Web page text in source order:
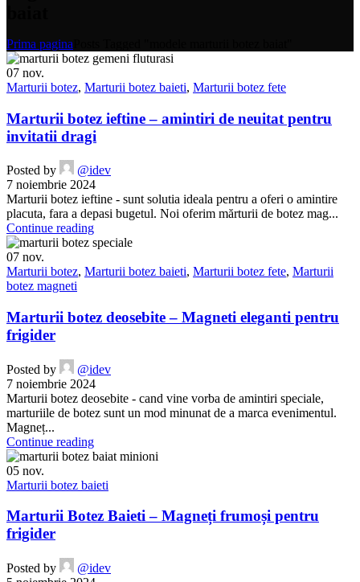
Prima pagina
07 nov.
Marturii botez, Marturii botez baieti, Marturii botez fete
Marturii botez ieftine – amintiri de neuitat pentru
invitatii dragi
Posted by
@idev
7 noiembrie 2024
Marturii botez ieftine - sunt solutia ideala pentru a oferi o amintire
placuta, fara a depasi bugetul. Noi oferim mărturii de botez mag...
Continue reading
07 nov.
Marturii botez, Marturii botez baieti, Marturii botez fete, Marturii
botez magneti
Marturii botez deosebite – Magneti eleganti pentru
frigider
Posted by
@idev
7 noiembrie 2024
Marturii botez deosebite - cand vine vorba de amintiri speciale,
marturiile de botez sunt un mod minunat de a marca evenimentul.
Magneț...
Continue reading
05 nov.
Marturii botez baieti
Marturii Botez Baieti – Magneți frumoși pentru
frigider
Posted by
@idev